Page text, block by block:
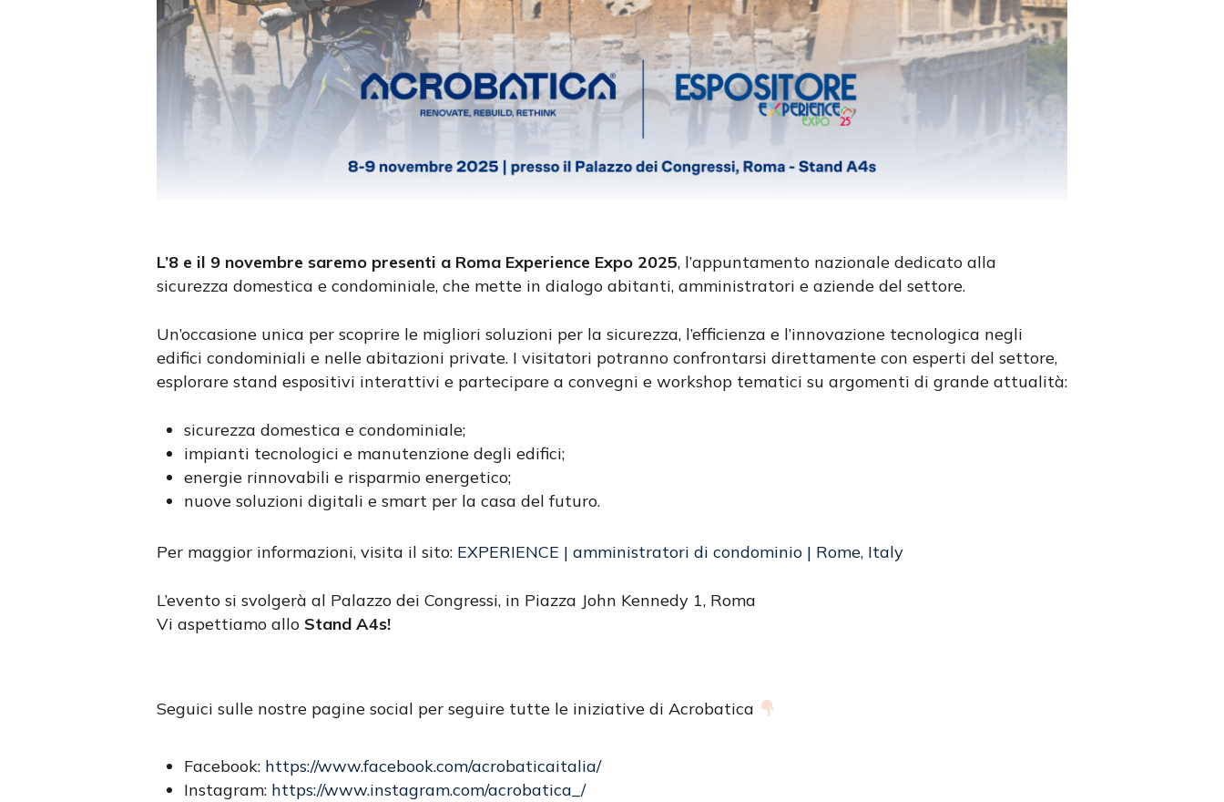
L’8 e il 9 novembre saremo presenti a Roma Experience Expo 2025, l’appuntamento nazionale dedicato alla
sicurezza domestica e condominiale, che mette in dialogo abitanti, amministratori e aziende del settore.
Un’occasione unica per scoprire le migliori soluzioni per la sicurezza, l’efficienza e l’innovazione tecnologica negli
edifici condominiali e nelle abitazioni private. I visitatori potranno confrontarsi direttamente con esperti del settore,
esplorare stand espositivi interattivi e partecipare a convegni e workshop tematici su argomenti di grande attualità:
sicurezza domestica e condominiale;
impianti tecnologici e manutenzione degli edifici;
energie rinnovabili e risparmio energetico;
nuove soluzioni digitali e smart per la casa del futuro.
Per maggior informazioni, visita il sito: EXPERIENCE | amministratori di condominio | Rome, Italy
L’evento si svolgerà al Palazzo dei Congressi, in Piazza John Kennedy 1, Roma
Vi aspettiamo allo Stand A4s!
Seguici sulle nostre pagine social per seguire tutte le iniziative di Acrobatica
Facebook: https://www.facebook.com/acrobaticaitalia/
Instagram: https://www.instagram.com/acrobatica_/